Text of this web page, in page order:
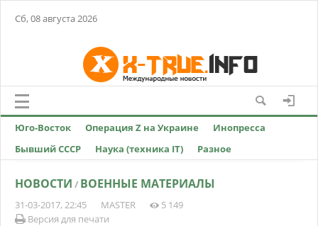
Сб, 08 августа 2026
Юго-Восток Операция Z на Украине
Инопресса
Бывший СССР
Наука (техника IT) Разное
НОВОСТИ / ВОЕННЫЕ МАТЕРИАЛЫ
31-03-2017, 22:45 MASTER
5 149
Версия для печати